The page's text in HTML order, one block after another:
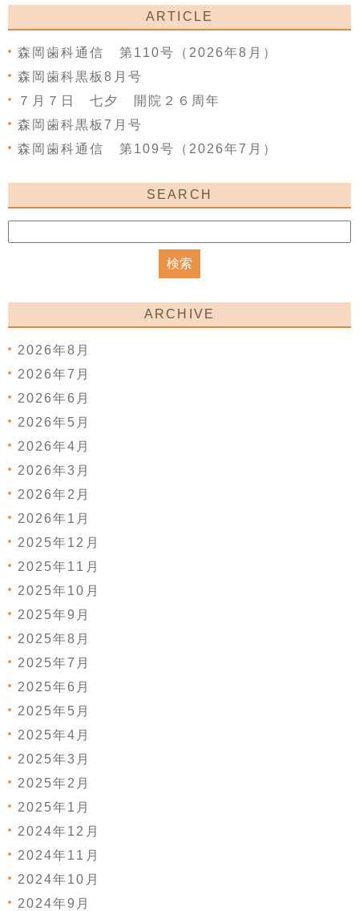
ARTICLE
森岡歯科通信 第110号（2026年8月）
森岡歯科黒板8月号
７月７日 七夕 開院２６周年
森岡歯科黒板7月号
森岡歯科通信 第109号（2026年7月）
SEARCH
ARCHIVE
2026年8月
2026年7月
2026年6月
2026年5月
2026年4月
2026年3月
2026年2月
2026年1月
2025年12月
2025年11月
2025年10月
2025年9月
2025年8月
2025年7月
2025年6月
2025年5月
2025年4月
2025年3月
2025年2月
2025年1月
2024年12月
2024年11月
2024年10月
2024年9月